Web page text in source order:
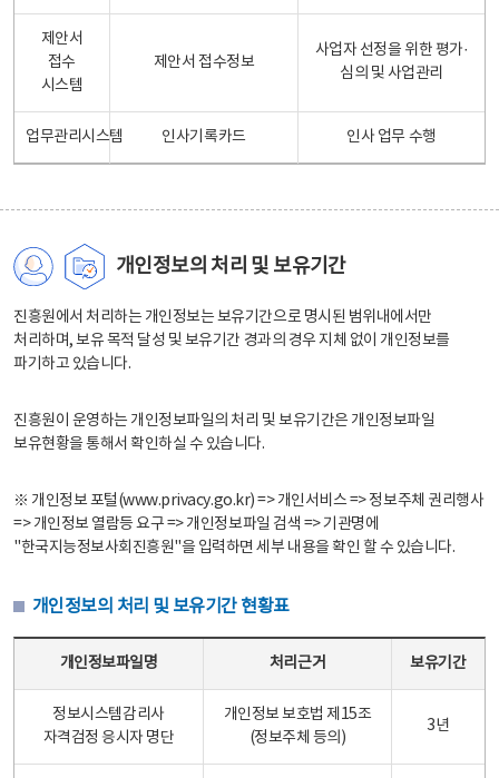
제안서
접수
시스템
제안서 접수정보
사업자 선정을 위한 평가·
심의 및 사업관리
업무관리시스템 인사기록카드 인사 업무 수행
개인정보의 처리 및 보유기간
진흥원에서 처리하는 개인정보는 보유기간으로 명시된 범위내에서만
처리하며, 보유 목적 달성 및 보유기간 경과의 경우 지체 없이 개인정보를
파기하고 있습니다.
진흥원이 운영하는 개인정보파일의 처리 및 보유기간은 개인정보파일
보유현황을 통해서 확인하실 수 있습니다.
※ 개인정보 포털(www.privacy.go.kr) => 개인서비스 => 정보주체 권리행사
=> 개인정보 열람등 요구 => 개인정보파일 검색 => 기관명에
"한국지능정보사회진흥원"을 입력하면 세부 내용을 확인 할 수 있습니다.
개인정보의 처리 및 보유기간 현황표
개인정보파일명 처리근거 보유기간
정보시스템감리사
자격검정 응시자 명단
개인정보 보호법 제15조
(정보주체 등의)
3년